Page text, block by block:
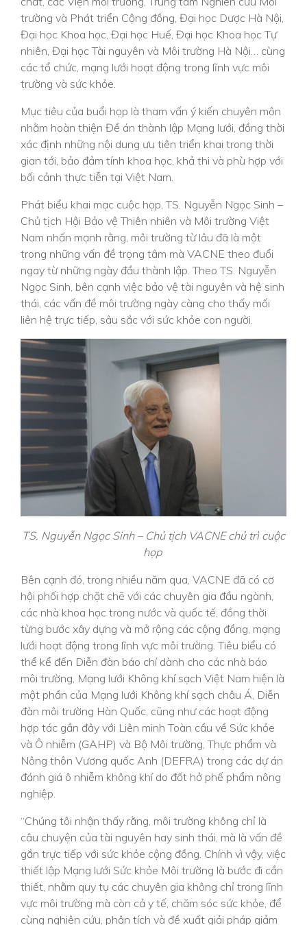
trường và Phát triển Cộng đồng, Đại học Dược Hà Nội,
Đại học Khoa học, Đại học Huế, Đại học Khoa học Tự
nhiên, Đại học Tài nguyên và Môi trường Hà Nội… cùng
các tổ chức, mạng lưới hoạt động trong lĩnh vực môi
trường và sức khỏe.
Mục tiêu của buổi họp là tham vấn ý kiến chuyên môn
nhằm hoàn thiện Đề án thành lập Mạng lưới, đồng thời
xác định những nội dung ưu tiên triển khai trong thời
gian tới, bảo đảm tính khoa học, khả thi và phù hợp với
bối cảnh thực tiễn tại Việt Nam.
Phát biểu khai mạc cuộc họp, TS. Nguyễn Ngọc Sinh –
Chủ tịch Hội Bảo vệ Thiên nhiên và Môi trường Việt
Nam nhấn mạnh rằng, môi trường từ lâu đã là một
trong những vấn đề trọng tâm mà VACNE theo đuổi
ngay từ những ngày đầu thành lập. Theo TS. Nguyễn
Ngọc Sinh, bên cạnh việc bảo vệ tài nguyên và hệ sinh
thái, các vấn đề môi trường ngày càng cho thấy mối
liên hệ trực tiếp, sâu sắc với sức khỏe con người.
TS. Nguyễn Ngọc Sinh – Chủ tịch VACNE chủ trì cuộc
họp
Bên cạnh đó, trong nhiều năm qua, VACNE đã có cơ
hội phối hợp chặt chẽ với các chuyên gia đầu ngành,
các nhà khoa học trong nước và quốc tế, đồng thời
từng bước xây dựng và mở rộng các cộng đồng, mạng
lưới hoạt động trong lĩnh vực môi trường. Tiêu biểu có
thể kể đến Diễn đàn báo chí dành cho các nhà báo
môi trường, Mạng lưới Không khí sạch Việt Nam hiện là
một phần của Mạng lưới Không khí sạch châu Á, Diễn
đàn môi trường Hàn Quốc, cũng như các hoạt động
hợp tác gần đây với Liên minh Toàn cầu về Sức khỏe
và Ô nhiễm (GAHP) và Bộ Môi trường, Thực phẩm và
Nông thôn Vương quốc Anh (DEFRA) trong các dự án
đánh giá ô nhiễm không khí do đốt hở phế phẩm nông
nghiệp.
“Chúng tôi nhận thấy rằng, môi trường không chỉ là
câu chuyện của tài nguyên hay sinh thái, mà là vấn đề
gắn trực tiếp với sức khỏe cộng đồng. Chính vì vậy, việc
thiết lập Mạng lưới Sức khỏe Môi trường là bước đi cần
thiết, nhằm quy tụ các chuyên gia không chỉ trong lĩnh
vực môi trường mà còn cả y tế, chăm sóc sức khỏe, để
cùng nghiên cứu, phân tích và đề xuất giải pháp giảm